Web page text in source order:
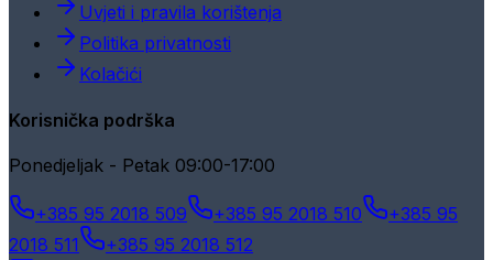
Uvjeti i pravila korištenja
Politika privatnosti
Kolačići
Korisnička podrška
Ponedjeljak - Petak 09:00-17:00
+385 95 2018 509 +385 95 2018 510
+385 95
2018 511
+385 95 2018 512